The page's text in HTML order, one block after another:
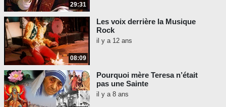
29:31
08:09
Les voix derrière la Musique
Rock
il y a 12 ans
Pourquoi mère Teresa n’était
pas une Sainte
il y a 8 ans